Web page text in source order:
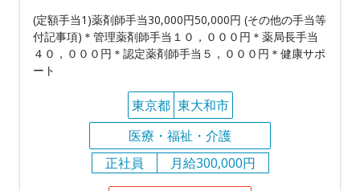
(定額手当1)薬剤師手当30,000円50,000円 (その他の手当等
付記事項)＊管理薬剤師手当１０，０００円＊薬局長手当
４０，０００円＊認定薬剤師手当５，０００円＊健康サポ
ート
東京都 東大和市
医療・福祉・介護
正社員
月給300,000円